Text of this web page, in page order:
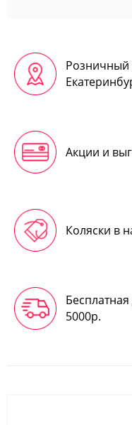
Розничный
Акции и
Коляски в
5000р.